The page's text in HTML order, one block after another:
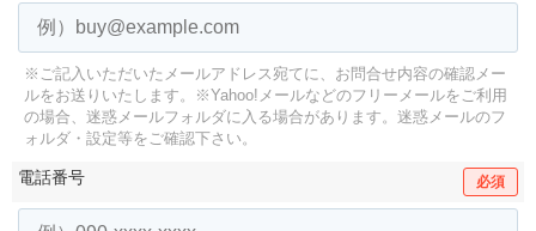
※ご記入いただいたメールアドレス宛てに、お問合せ内容の確認メー
ルをお送りいたします。
※Yahoo!メールなどのフリーメールをご利用
の場合、迷惑メールフォルダに入る場合があります。 迷惑メールのフ
ォルダ・設定等をご確認下さい。
電話番号 必須